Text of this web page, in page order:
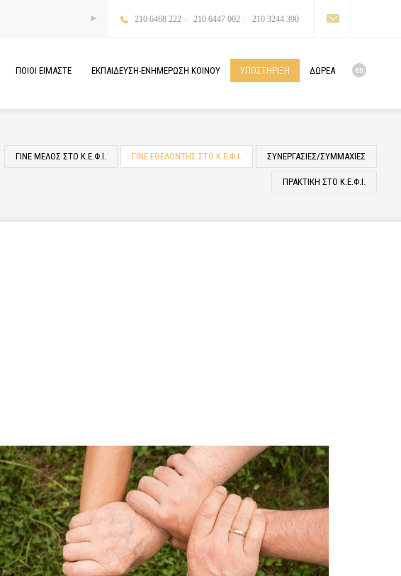
210 6468 222 210 6447 002 210 3244 390
en
ΠΟΙΟΙ ΕΙΜΑΣΤΕ ΕΚΠΑΙΔΕΥΣΗ-ΕΝΗΜΕΡΩΣΗ ΚΟΙΝΟΥ ΥΠΟΣΤΗΡΙΞΗ ΔΩΡΕΑ
ΓΙΝΕ ΜΕΛΟΣ ΣΤΟ Κ.Ε.Φ.Ι. ΓΙΝΕ ΕΘΕΛΟΝΤΗΣ ΣΤΟ Κ.Ε.Φ.Ι. ΣΥΝΕΡΓΑΣΙΕΣ/ΣΥΜΜΑΧΙΕΣ
ΠΡΑΚΤΙΚΗ ΣΤΟ Κ.Ε.Φ.Ι.